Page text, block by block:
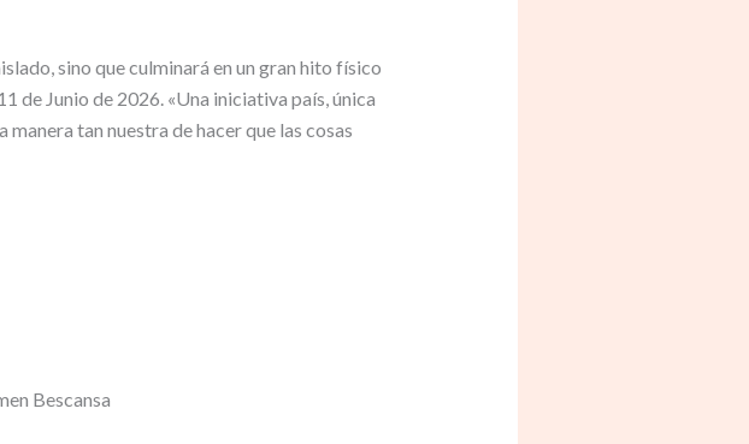
sino que culminará en un gran hito físico
de Junio de 2026. «Una iniciativa país, única
tan nuestra de hacer que las cosas
Bescansa